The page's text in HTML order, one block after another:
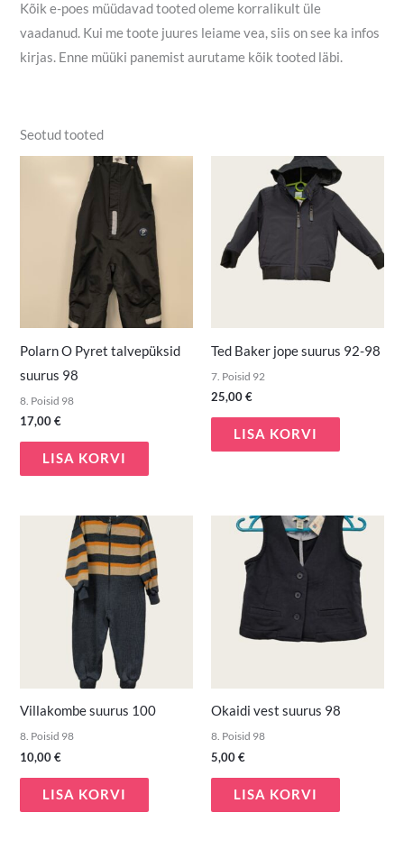
Kõik e-poes müüdavad tooted oleme korralikult üle
vaadanud. Kui me toote juures leiame vea, siis on see ka infos
kirjas. Enne müüki panemist aurutame kõik tooted läbi.
Seotud tooted
Polarn O Pyret talvepüksid
suurus 98
8. Poisid 98
17,00€
LISA KORVI
Ted Baker jope suurus 92-98
7. Poisid 92
25,00€
LISA KORVI
Villakombe suurus 100
8. Poisid 98
10,00€
LISA KORVI
Okaidi vest suurus 98
8. Poisid 98
5,00€
LISA KORVI